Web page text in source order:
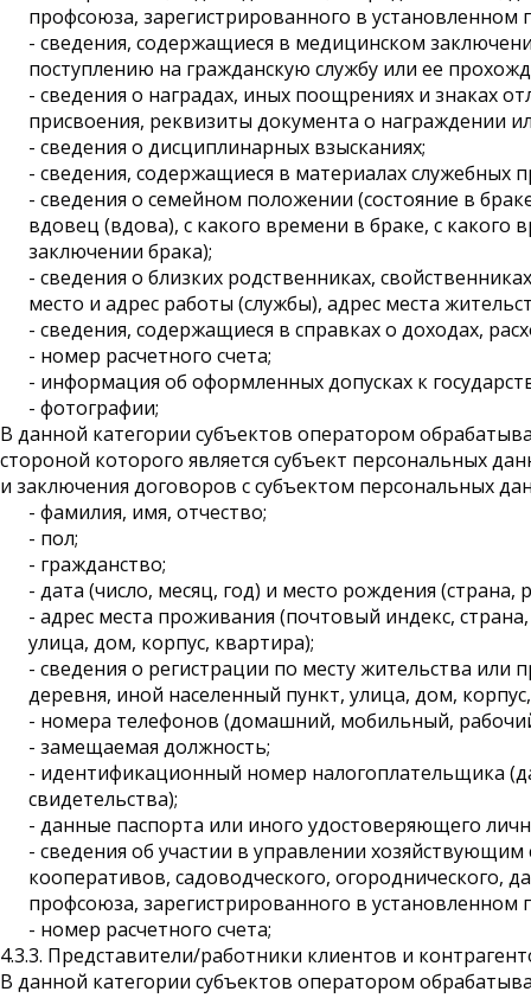
профсоюза, зарегистрированного в
- сведения, содержащиеся в медицинском
поступлению на гражданскую службу или ее
- сведения о наградах, иных поощрениях и знаках
присвоения, реквизиты документа о награждении
- сведения о дисциплинарных взысканиях;
- сведения, содержащиеся в материалах служебных
- сведения о семейном положении (состояние в
вдовец (вдова), с какого времени в браке, с какого
заключении брака);
- сведения о близких родственниках,
место и адрес работы (службы), адрес места
- сведения, содержащиеся в справках о доходах,
- номер расчетного счета;
- информация об оформленных допусках к
- фотографии;
В данной категории субъектов оператором
стороной которого является субъект персональных
и заключения договоров с субъектом персональных
- фамилия, имя, отчество;
- пол;
- гражданство;
- дата (число, месяц, год) и место рождения
- адрес места проживания (почтовый индекс,
улица, дом, корпус, квартира);
- сведения о регистрации по месту жительства или
деревня, иной населенный пункт, улица, дом,
- номера телефонов (домашний, мобильный,
- замещаемая должность;
- идентификационный номер налогоплательщика
свидетельства);
- данные паспорта или иного удостоверяющего
- сведения об участии в управлении
кооперативов, садоводческого, огороднического,
профсоюза, зарегистрированного в
- номер расчетного счета;
4.3.3. Представители/работники клиентов и
В данной категории субъектов оператором